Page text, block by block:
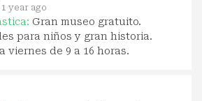
1 year ago
Gran museo gratuito.
para niños y gran historia.
viernes de 9 a 16 horas.